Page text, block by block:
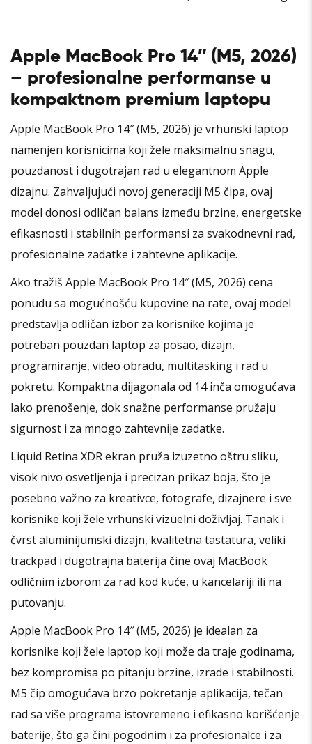
Apple MacBook Pro 14″ (M5, 2026)
– profesionalne performanse u
kompaktnom premium laptopu
Apple MacBook Pro 14″ (M5, 2026) je vrhunski laptop
namenjen korisnicima koji žele maksimalnu snagu,
pouzdanost i dugotrajan rad u elegantnom Apple
dizajnu. Zahvaljujući novoj generaciji M5 čipa, ovaj
model donosi odličan balans između brzine, energetske
efikasnosti i stabilnih performansi za svakodnevni rad,
profesionalne zadatke i zahtevne aplikacije.
Ako tražiš Apple MacBook Pro 14″ (M5, 2026) cena
ponudu sa mogućnošću kupovine na rate, ovaj model
predstavlja odličan izbor za korisnike kojima je
potreban pouzdan laptop za posao, dizajn,
programiranje, video obradu, multitasking i rad u
pokretu. Kompaktna dijagonala od 14 inča omogućava
lako prenošenje, dok snažne performanse pružaju
sigurnost i za mnogo zahtevnije zadatke.
Liquid Retina XDR ekran pruža izuzetno oštru sliku,
visok nivo osvetljenja i precizan prikaz boja, što je
posebno važno za kreativce, fotografe, dizajnere i sve
korisnike koji žele vrhunski vizuelni doživljaj. Tanak i
čvrst aluminijumski dizajn, kvalitetna tastatura, veliki
trackpad i dugotrajna baterija čine ovaj MacBook
odličnim izborom za rad kod kuće, u kancelariji ili na
putovanju.
Apple MacBook Pro 14″ (M5, 2026) je idealan za
korisnike koji žele laptop koji može da traje godinama,
bez kompromisa po pitanju brzine, izrade i stabilnosti.
M5 čip omogućava brzo pokretanje aplikacija, tečan
rad sa više programa istovremeno i efikasno korišćenje
baterije, što ga čini pogodnim i za profesionalce i za